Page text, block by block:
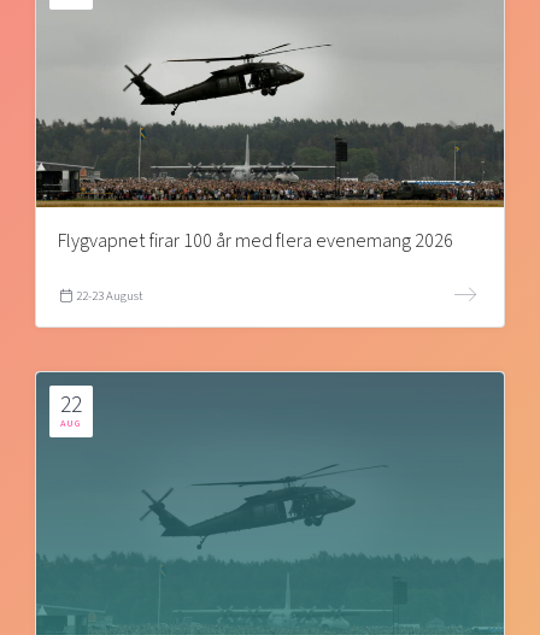
Flygvapnet firar 100 år med flera evenemang 2026
22-23 August
22
AUG